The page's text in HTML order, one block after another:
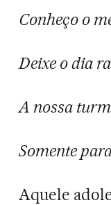
Conheço o
Deixe o dia
A nossa
Somente
Aquele